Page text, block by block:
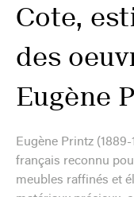
Cote,
des
Eugène
Eugène Printz
français reconnu
meubles raffinés et